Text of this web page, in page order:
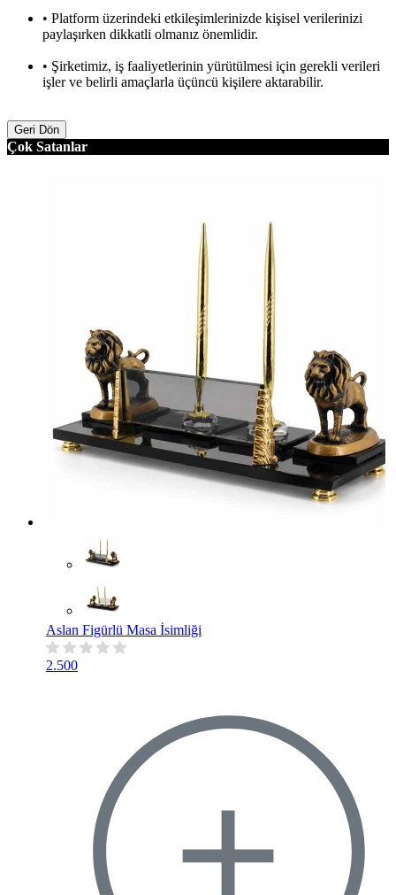
• Platform üzerindeki etkileşimlerinizde kişisel verilerinizi
paylaşırken dikkatli olmanız önemlidir.
• Şirketimiz, iş faaliyetlerinin yürütülmesi için gerekli verileri
işler ve belirli amaçlarla üçüncü kişilere aktarabilir.
Geri Dön
Çok Satanlar
Aslan Figürlü Masa İsimliği
2.500